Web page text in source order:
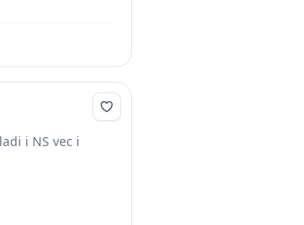
i NS vec i